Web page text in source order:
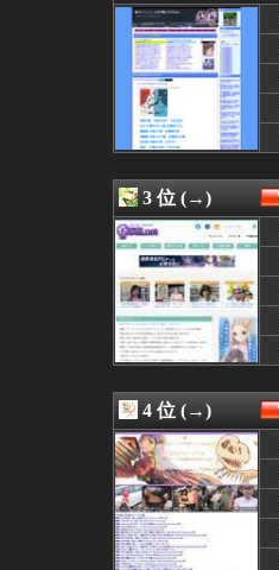
08/09 01:31
08/09 01:30
08/09 01:30
08/09 01:25
08/09 01:15
08/09 01:12
08/09 01:10
08/09 01:09
08/09 01:09
08/09 01:05
08/09 01:03
08/09 01:00
08/09 01:00
08/09 01:00
08/09 01:00
08/09 00:49
08/09 00:40
08/09 00:39
08/09 00:35
08/09 00:35
08/09 00:34
08/09 00:33
08/09 00:33
08/09 00:32
3 位 (→)
4 位 (→)